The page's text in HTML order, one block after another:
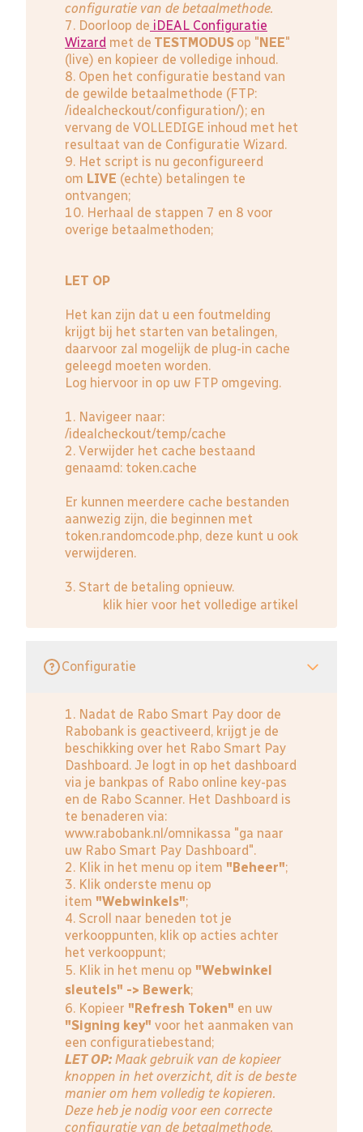
configuratie van de betaalmethode.
7. Doorloop de iDEAL Configuratie
Wizard met de TESTMODUS op "NEE"
(live) en kopieer de volledige inhoud.
8. Open het configuratie bestand van
de gewilde betaalmethode (FTP:
/idealcheckout/configuration/); en
vervang de VOLLEDIGE inhoud met het
resultaat van de Configuratie Wizard.
9. Het script is nu geconfigureerd
om LIVE (echte) betalingen te
ontvangen;
10. Herhaal de stappen 7 en 8 voor
overige betaalmethoden;
LET OP
Het kan zijn dat u een foutmelding
krijgt bij het starten van betalingen,
daarvoor zal mogelijk de plug-in cache
geleegd moeten worden.
Log hiervoor in op uw FTP omgeving.
1. Navigeer naar:
/idealcheckout/temp/cache
2. Verwijder het cache bestaand
genaamd: token.cache
Er kunnen meerdere cache bestanden
aanwezig zijn, die beginnen met
token.randomcode.php, deze kunt u ook
verwijderen.
3. Start de betaling opnieuw.
klik hier voor het volledige artikel
Configuratie
1. Nadat de Rabo Smart Pay door de
Rabobank is geactiveerd, krijgt je de
beschikking over het Rabo Smart Pay
Dashboard. Je logt in op het dashboard
via je bankpas of Rabo online key-pas
en de Rabo Scanner. Het Dashboard is
te benaderen via:
www.rabobank.nl/omnikassa "ga naar
uw Rabo Smart Pay Dashboard".
2. Klik in het menu op item "Beheer";
3. Klik onderste menu op
item "Webwinkels";
4. Scroll naar beneden tot je
verkooppunten, klik op acties achter
het verkooppunt;
5. Klik in het menu op "Webwinkel
sleutels" -> Bewerk;
6. Kopieer "Refresh Token" en uw
"Signing key" voor het aanmaken van
een configuratiebestand;
LET OP: Maak gebruik van de kopieer
knoppen in het overzicht, dit is de beste
manier om hem volledig te kopieren.
Deze heb je nodig voor een correcte
configuratie van de betaalmethode.